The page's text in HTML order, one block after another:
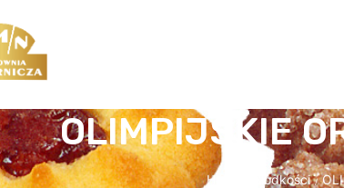
OLIMPIJSKIE
Home Słodkości /